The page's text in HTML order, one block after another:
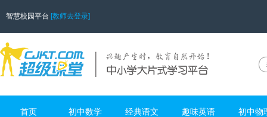
智慧校园平台 [教师去登录]
首页 初中数学 经典语文 趣味英语 初中物